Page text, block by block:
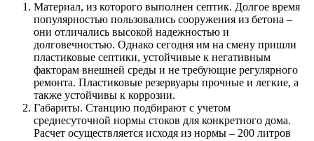
Материал, из которого выполнен септик. Долгое время
популярностью пользовались сооружения из бетона –
они отличались высокой надежностью и
долговечностью. Однако сегодня им на смену пришли
пластиковые септики, устойчивые к негативным
факторам внешней среды и не требующие регулярного
ремонта. Пластиковые резервуары прочные и легкие, а
также устойчивы к коррозии.
Габариты. Станцию подбирают с учетом
среднесуточной нормы стоков для конкретного дома.
Расчет осуществляется исходя из нормы – 200 литров